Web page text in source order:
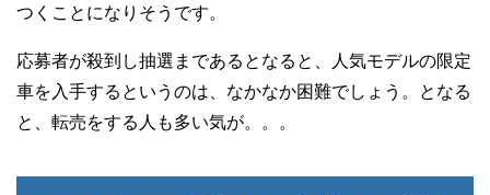
つくことになりそうです。
応募者が殺到し抽選まであるとなると、人気モデルの限定
車を入手するというのは、なかなか困難でしょう。となる
と、転売をする人も多い気が。。。